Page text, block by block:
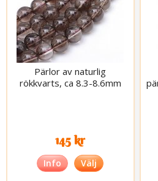
Pärlor av naturlig
rökkvarts, ca 8.3-8.6mm
145 kr
Info Välj